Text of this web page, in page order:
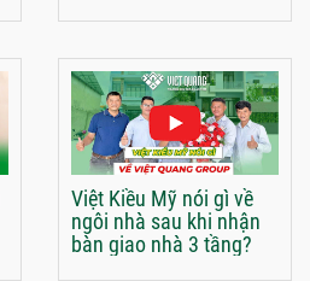
Việt Kiều Mỹ nói gì về
ngôi nhà sau khi nhận
bàn giao nhà 3 tầng?